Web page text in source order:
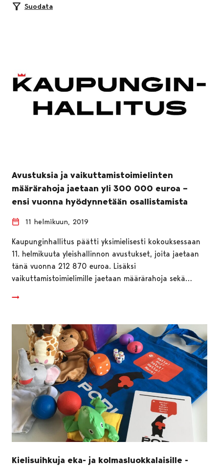
Suodata
Avustuksia ja vaikuttamistoimielinten
määrärahoja jaetaan yli 300 000 euroa –
ensi vuonna hyödynnetään osallistamista
11 helmikuun, 2019
Kaupunginhallitus päätti yksimielisesti kokouksessaan
11. helmikuuta yleishallinnon avustukset, joita jaetaan
tänä vuonna 212 870 euroa. Lisäksi
vaikuttamistoimielimille jaetaan määrärahoja sekä…
Kielisuihkuja eka- ja kolmasluokkalaisille -